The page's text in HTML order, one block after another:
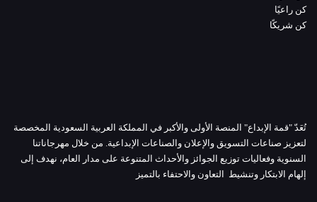
كن راعيًا
كن شريكًا
تُعَدّ "قمة الإبداع" المنصة الأولى والأكبر في المملكة العربية السعودية المخصصة
لتعزيز صناعات التسويق والإعلان والصناعات الإبداعية. من خلال مهرجاناتنا
السنوية وفعاليات توزيع الجوائز والأحداث المتنوعة على مدار العام، نهدف إلى
إلهام الابتكار وتنشيط التعاون والاحتفاء بالتميز